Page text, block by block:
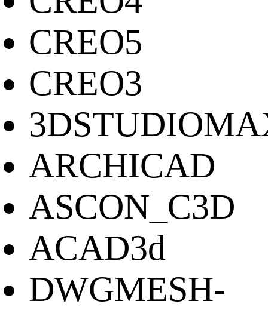
CREO5
CREO3
ARCHICAD
ASCON_C3D
ACAD3d
DWGMESH-